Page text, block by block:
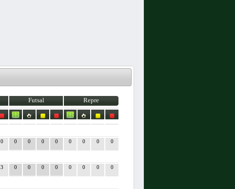
Futsal Repre
0 0 0 0 0 0 0 0 0
3 0 0 0 0 0 0 0 0